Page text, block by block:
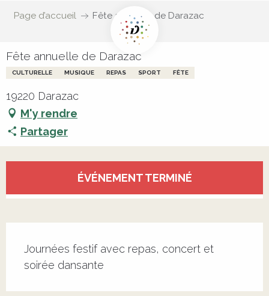
Page d’accueil Fête annuelle de Darazac
Fête annuelle de Darazac
CULTURELLE MUSIQUE REPAS SPORT FÊTE
19220 Darazac
M'y rendre
Partager
Ouverture et coordonnées
ÉVÉNEMENT TERMINÉ
Journées festif avec repas, concert et
soirée dansante